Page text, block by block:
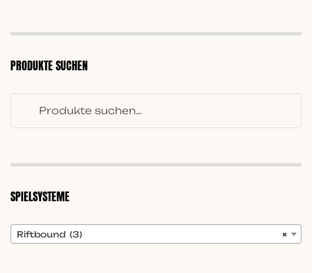
PRODUKTE SUCHEN
SPIELSYSTEME
×
Riftbound (3)